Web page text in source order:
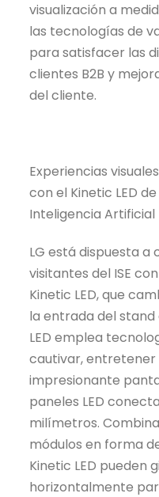
visualización a
las tecnologías de
para satisfacer las
clientes B2B y
del cliente.
Experiencias
con el Kinetic LED
Inteligencia Artificial
LG está dispuesta
visitantes del ISE
Kinetic LED, que
la entrada del stand
LED emplea
cautivar, entretener
impresionante
paneles LED
milímetros.
módulos en forma
Kinetic LED pueden
horizontalmente